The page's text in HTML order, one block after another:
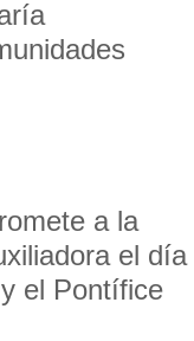
a la
el día
el Pontífice